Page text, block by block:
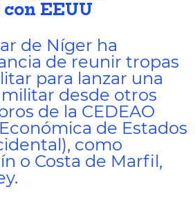
EEUU
de Níger ha
de reunir tropas
para lanzar una
desde otros
de la CEDEAO
de Estados
como
o Costa de Marfil,